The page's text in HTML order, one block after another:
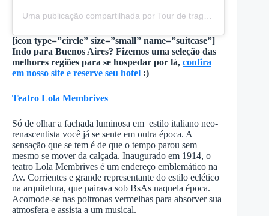
Uma publicação compartilhada por Tour de tragos en Buenos Aires – Tour and drinks in Buenos Aires (@touranddrink)
[icon type=”circle” size=”small” name=”suitcase”]
Indo para Buenos Aires? Fizemos uma seleção das
melhores regiões para se hospedar por lá, confira
em nosso site e reserve seu hotel :)
Teatro Lola Membrives
Só de olhar a fachada luminosa em estilo italiano neo-
renascentista você já se sente em outra época. A
sensação que se tem é de que o tempo parou sem
mesmo se mover da calçada. Inaugurado em 1914, o
teatro Lola Membrives é um endereço emblemático na
Av. Corrientes e grande representante do estilo eclético
na arquitetura, que pairava sob BsAs naquela época.
Acomode-se nas poltronas vermelhas para absorver sua
atmosfera e assista a um musical.